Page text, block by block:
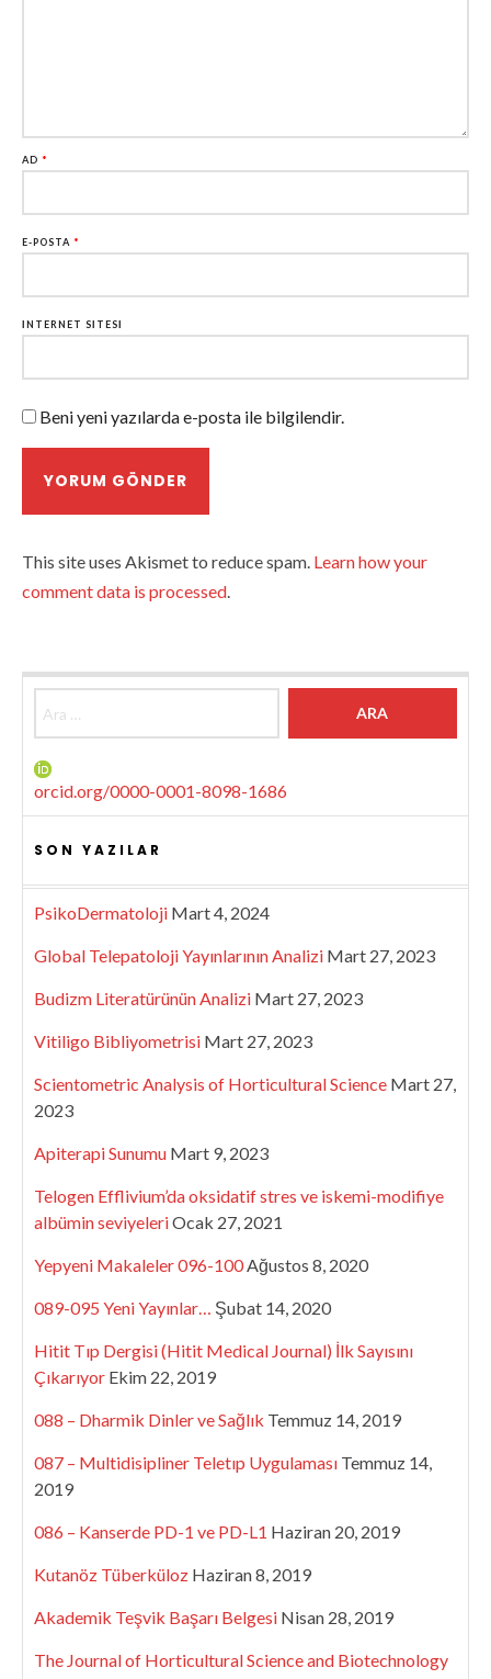
AD *
E-POSTA *
İNTERNET SITESI
Beni yeni yazılarda e-posta ile bilgilendir.
This site uses Akismet to reduce spam. Learn how your
comment data is processed.
orcid.org/0000-0001-8098-1686
SON YAZILAR
PsikoDermatoloji Mart 4, 2024
Global Telepatoloji Yayınlarının Analizi Mart 27, 2023
Budizm Literatürünün Analizi Mart 27, 2023
Vitiligo Bibliyometrisi Mart 27, 2023
Scientometric Analysis of Horticultural Science Mart 27,
2023
Apiterapi Sunumu Mart 9, 2023
Telogen Efflivium’da oksidatif stres ve iskemi-modifiye
albümin seviyeleriOcak 27, 2021
Yepyeni Makaleler 096-100Ağustos 8, 2020
089-095 Yeni Yayınlar… Şubat 14, 2020
Hitit Tıp Dergisi (Hitit Medical Journal) İlk Sayısını
Çıkarıyor Ekim 22, 2019
088 – Dharmik Dinler ve Sağlık Temmuz 14, 2019
087 – Multidisipliner Teletıp Uygulaması Temmuz 14,
2019
086 – Kanserde PD-1 ve PD-L1 Haziran 20, 2019
Kutanöz Tüberküloz Haziran 8, 2019
Akademik Teşvik Başarı Belgesi Nisan 28, 2019
The Journal of Horticultural Science and Biotechnology